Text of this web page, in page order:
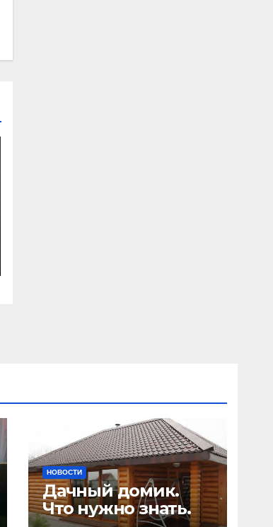
НОВОСТИ
Дачный домик.
Что нужно знать.